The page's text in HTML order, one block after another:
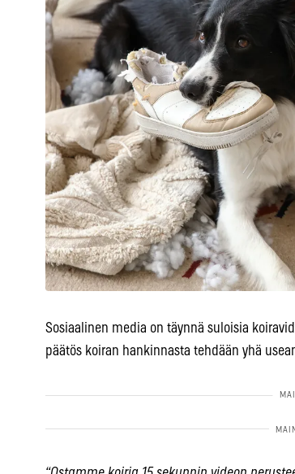
Sosiaalinen media on täynnä suloisia
päätös koiran hankinnasta tehdään yhä